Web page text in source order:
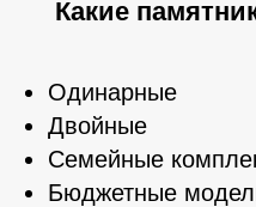
Какие
Одинарные
Двойные
Семейные
Бюджетные
Установка
с